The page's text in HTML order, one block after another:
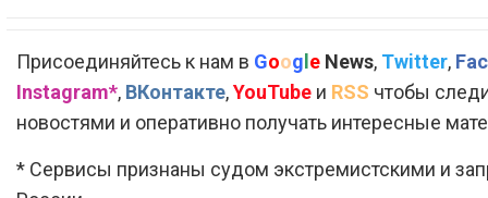
Присоединяйтесь к нам в Google News, Twitter,
Instagram*, ВКонтакте,YouTube и RSS чтобы
новостями и оперативно получать интересные
* Сервисы признаны судом экстремистскими и